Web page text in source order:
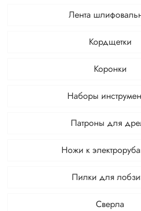
Лента
Кордщетки
Коронки
Наборы
Патроны для
Ножи к
Пилки для
Сверла